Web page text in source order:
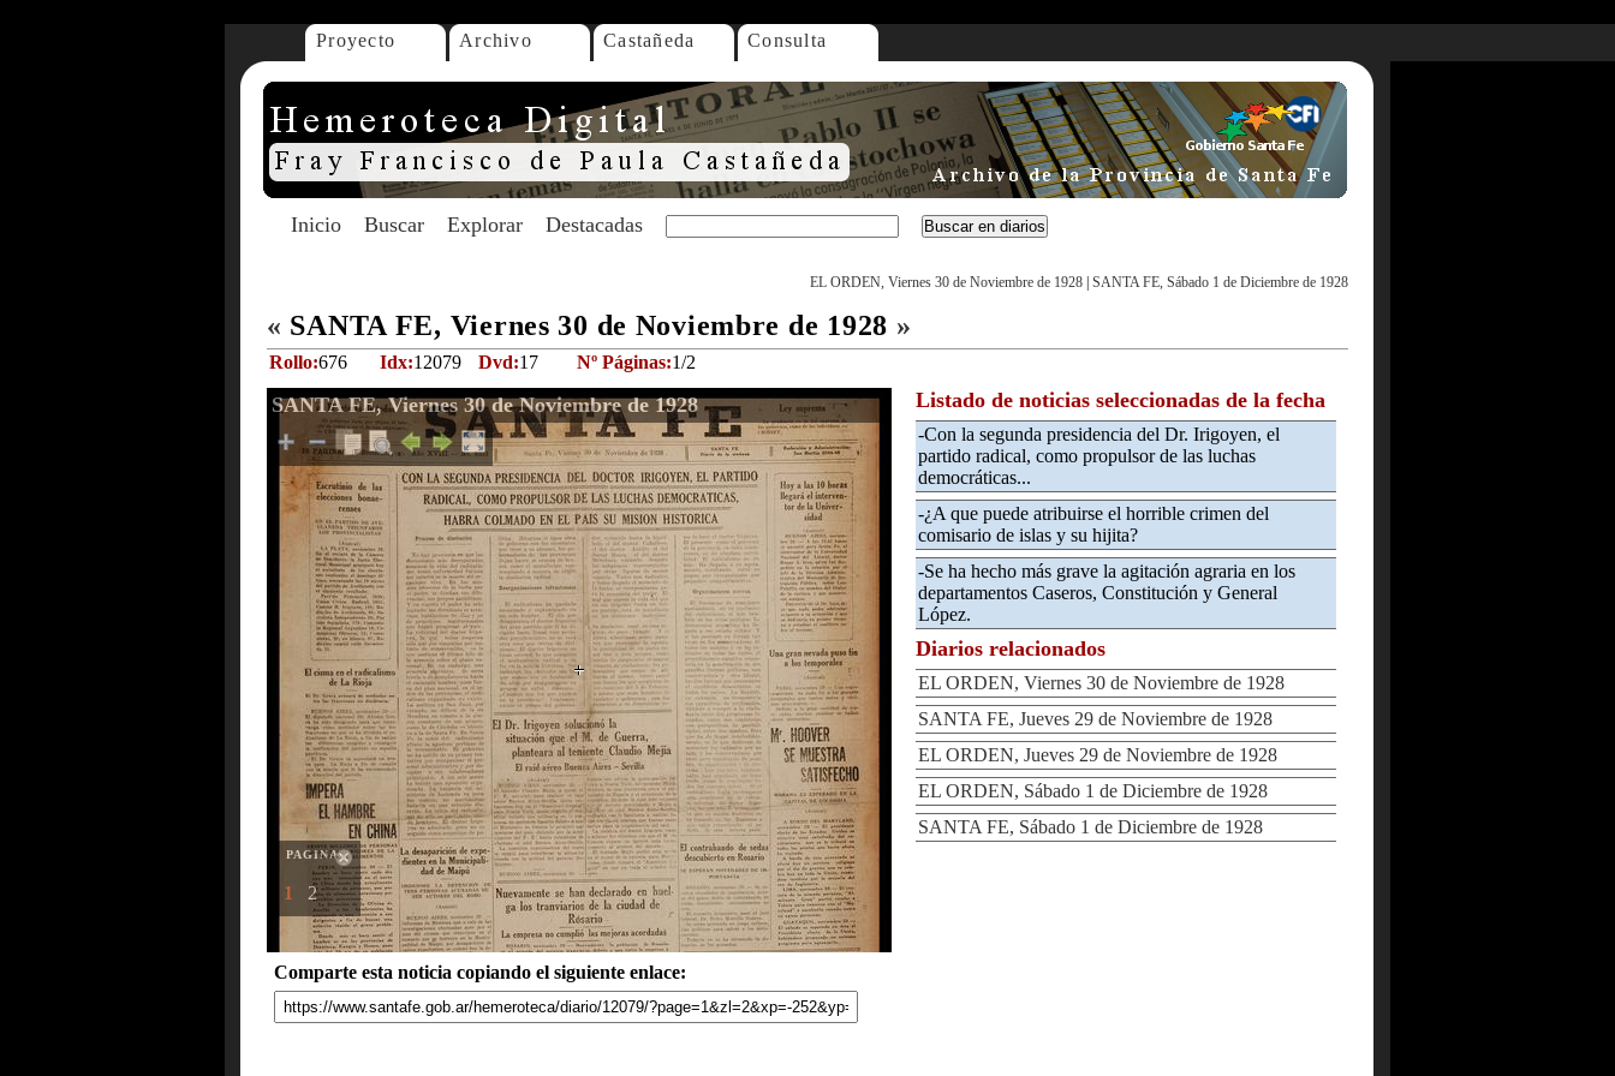
Proyecto Archivo Castañeda Consulta
Inicio Buscar Explorar Destacadas
EL ORDEN, Viernes 30 de Noviembre de 1928 SANTA FE, Sábado 1 de Diciembre de 1928
« SANTA FE, Viernes 30 de Noviembre de 1928 »
Rollo:676 Idx:12079 Dvd:17 Nº Páginas:1/2
SANTA FE, Viernes 30 de Noviembre de 1928
PAGINAS
1 2
Comparte esta noticia copiando el siguiente enlace:
Listado de noticias seleccionadas de la fecha
-Con la segunda presidencia del Dr. Irigoyen, el
partido radical, como propulsor de las luchas
democráticas...
-¿A que puede atribuirse el horrible crimen del
comisario de islas y su hijita?
-Se ha hecho más grave la agitación agraria en los
departamentos Caseros, Constitución y General
López.
Diarios relacionados
EL ORDEN, Viernes 30 de Noviembre de 1928
SANTA FE, Jueves 29 de Noviembre de 1928
EL ORDEN, Jueves 29 de Noviembre de 1928
EL ORDEN, Sábado 1 de Diciembre de 1928
SANTA FE, Sábado 1 de Diciembre de 1928